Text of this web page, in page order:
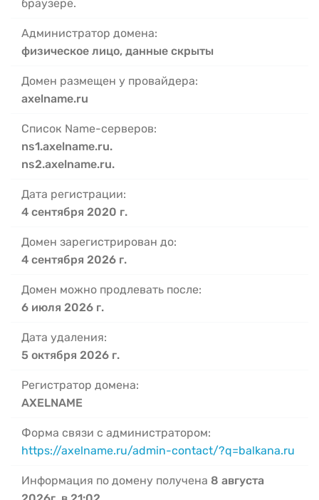
браузере.
Администратор домена:
физическое лицо, данные скрыты
Домен размещен у провайдера:
axelname.ru
Список Name-серверов:
ns1.axelname.ru.
ns2.axelname.ru.
Дата регистрации:
4 сентября 2020 г.
Домен зарегистрирован до:
4 сентября 2026 г.
Домен можно продлевать после:
6 июля 2026 г.
Дата удаления:
5 октября 2026 г.
Регистратор домена:
AXELNAME
Форма связи с администратором:
https://axelname.ru/admin-contact/?q=balkana.ru
Информация по домену получена 8 августа